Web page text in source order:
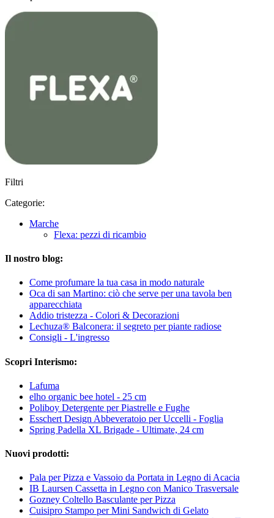
Filtri
Categorie:
Marche
Flexa: pezzi di ricambio
Il nostro blog:
Come profumare la tua casa in modo naturale
Oca di san Martino: ciò che serve per una tavola ben
apparecchiata
Addio tristezza - Colori & Decorazioni
Lechuza® Balconera: il segreto per piante radiose
Consigli - L'ingresso
Scopri Interismo:
Lafuma
elho organic bee hotel - 25 cm
Poliboy Detergente per Piastrelle e Fughe
Esschert Design Abbeveratoio per Uccelli - Foglia
Spring Padella XL Brigade - Ultimate, 24 cm
Nuovi prodotti:
Pala per Pizza e Vassoio da Portata in Legno di Acacia
IB Laursen Cassetta in Legno con Manico Trasversale
Gozney Coltello Basculante per Pizza
Cuisipro Stampo per Mini Sandwich di Gelato